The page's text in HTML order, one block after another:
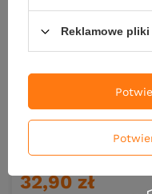
NOWOŚĆ
Przynęta FishB Vertigo -
- kolor 3
32,90 zł
Reklamowe